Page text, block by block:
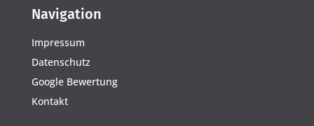
Navigation
Impressum
Datenschutz
Google Bewertung
Kontakt